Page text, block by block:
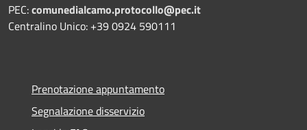
PEC:comunedialcamo.protocollo@pec.it
Centralino Unico: +39 0924 590111
Prenotazione appuntamento
Segnalazione disservizio